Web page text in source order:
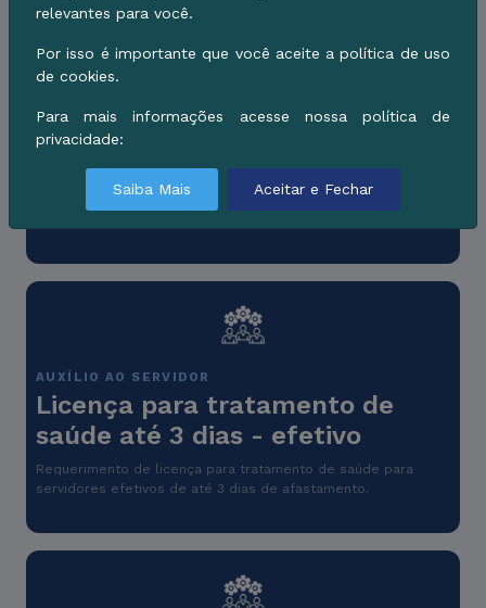
AUXÍLIO AO SERVIDOR
Licença para tratamento de
saúde acima de 3 dias - efetivo
AUXÍLIO AO SERVIDOR
Licença para tratamento de
saúde até 3 dias - efetivo
Requerimento de licença para tratamento de saúde para
servidores efetivos de até 3 dias de afastamento.
relevantes para você.
Por isso é importante que você aceite a política de uso
de cookies.
Para mais informações acesse nossa política de
privacidade:
Saiba Mais Aceitar e Fechar